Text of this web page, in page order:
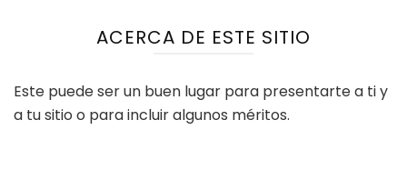
ACERCA DE ESTE SITIO
Este puede ser un buen lugar para presentarte a ti y
a tu sitio o para incluir algunos méritos.